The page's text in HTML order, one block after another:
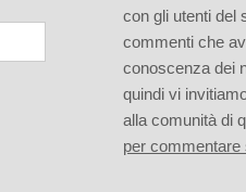
con gli utenti del
commenti che
conoscenza dei
quindi vi
alla comunità di
per commentare